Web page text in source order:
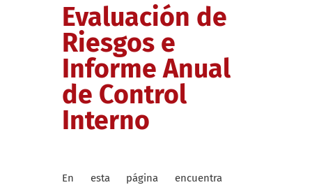
Evaluación de
Riesgos e
Informe Anual
de Control
Interno
En esta página encuentra